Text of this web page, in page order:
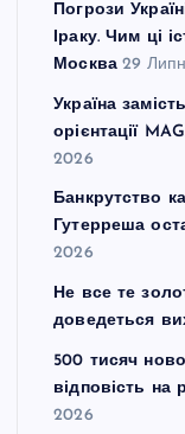
Погрози
Іраку. Чим ці
Москва 29
Україна
орієнтації
2026
Банкрутство
Гутерреша
2026
Не все те
доведеться
500 тисяч
відповість на
2026